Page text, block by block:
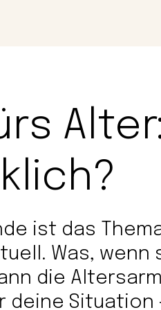
ist das
Was,
die
deine Situation